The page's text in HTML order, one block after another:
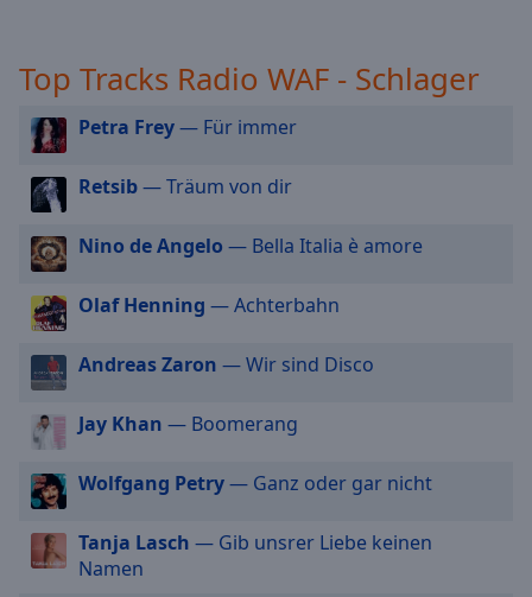
This
modal
window.
Beginning
window.
Escape
cancel
close
window.
Text
Color
Top Tracks Radio WAF - Schlager
Petra Frey— Für immer
Retsib— Träum von dir
Nino de Angelo — Bella Italia è amore
Olaf Henning — Achterbahn
Andreas Zaron — Wir sind Disco
Jay Khan — Boomerang
Wolfgang Petry— Ganz oder gar nicht
Tanja Lasch — Gib unsrer Liebe keinen
Namen